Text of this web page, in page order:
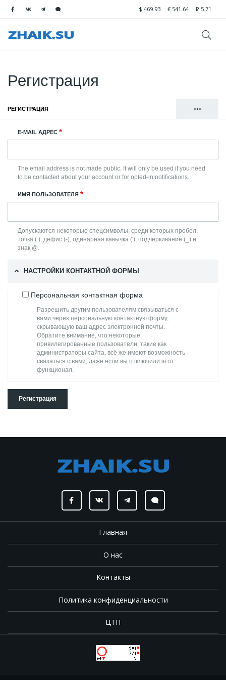
$ 469.93 € 541.64 ₽ 5.71
Регистрация
•••
вкладки
ВОЙТИ
РЕГИСТРАЦИЯ
E-MAIL АДРЕС
The email address is not made public. It will only be used if you need
to be contacted about your account or for opted-in notifications.
ИМЯ ПОЛЬЗОВАТЕЛЯ
Допускаются некоторые спецсимволы, среди которых пробел,
точка (.), дефис (-), одинарная кавычка ('), подчёркивание (_) и
знак @.
НАСТРОЙКИ КОНТАКТНОЙ ФОРМЫ
Персональная контактная форма
Разрешить другим пользователям связываться с
вами через персональную контактную форму,
скрывающую ваш адрес электронной почты.
Обратите внимание, что некоторые
привилегированные пользователи, такие как
администраторы сайта, всё же имеют возможность
связаться с вами, даже если вы отключили этот
функционал.
Главная
О нас
Контакты
Политика конфиденциальности
ЦТП